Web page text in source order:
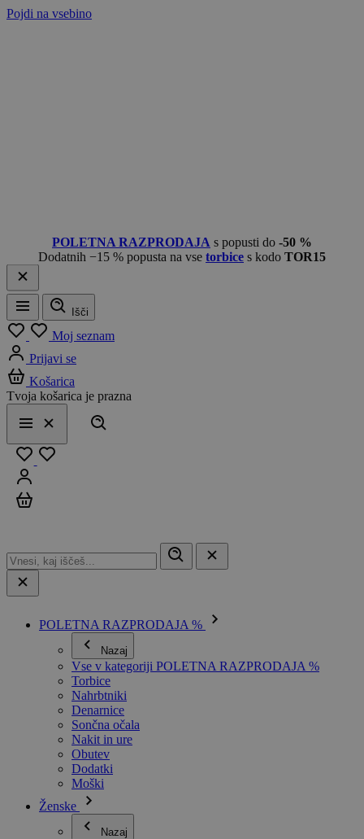
Pojdi na vsebino
POLETNA RAZPRODAJA s popusti do -50 %
Dodatnih −15 % popusta na vse torbice s kodo TOR15
Meni
Išči
Moj seznam
Prijavi se
Košarica
Tvoja košarica je prazna
Meni
Zapri
POLETNA RAZPRODAJA %
Nazaj
Vse v kategoriji POLETNA RAZPRODAJA %
Torbice
Nahrbtniki
Denarnice
Sončna očala
Nakit in ure
Obutev
Dodatki
Moški
Ženske
Nazaj